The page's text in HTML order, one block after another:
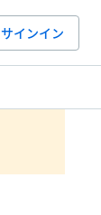
サインイン